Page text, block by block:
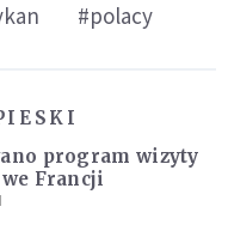
#polacy
program wizyty
Francji